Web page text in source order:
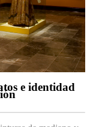
e identidad